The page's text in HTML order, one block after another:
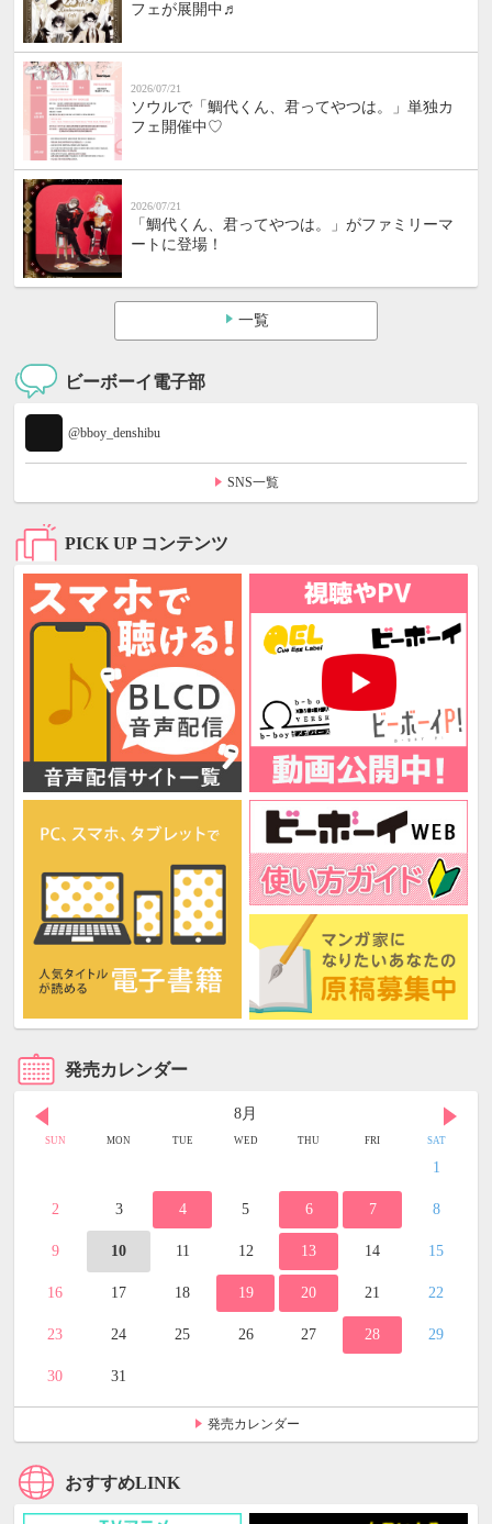
フェが展開中♬
2026/07/21
ソウルで「鯛代くん、君ってやつは。」単独カ
フェ開催中♡
2026/07/21
「鯛代くん、君ってやつは。」がファミリーマ
ートに登場！
一覧
ビーボーイ電子部
@bboy_denshibu
SNS一覧
PICK UP コンテンツ
発売カレンダー
8月
SUN MON TUE WED THU FRI SAT
1
2 3 4 5 6 7 8
9 10 11 12 13 14 15
16 17 18 19 20 21 22
23 24 25 26 27 28 29
30 31
発売カレンダー
おすすめLINK